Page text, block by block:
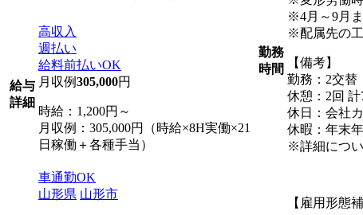
給与
詳細
高収入
週払い
給料前払いOK
月収例305,000円
時給：1,200円～
月収例：305,000円（時給×8H実働×21
日稼働＋各種手当）
車通勤OK
山形県 山形市
勤務
時間
※4月～9月
※配属先の
【備考】
勤務：2交替
休憩：2回 計
休日：会社
休暇：年末
※詳細につい
【雇用形態